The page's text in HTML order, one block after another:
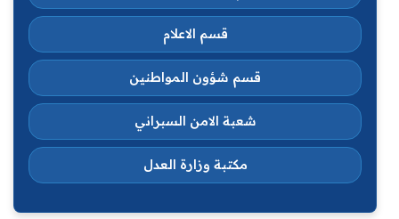
قسم الاعلام
قسم شؤون المواطنين
شعبة الامن السبراني
مكتبة وزارة العدل